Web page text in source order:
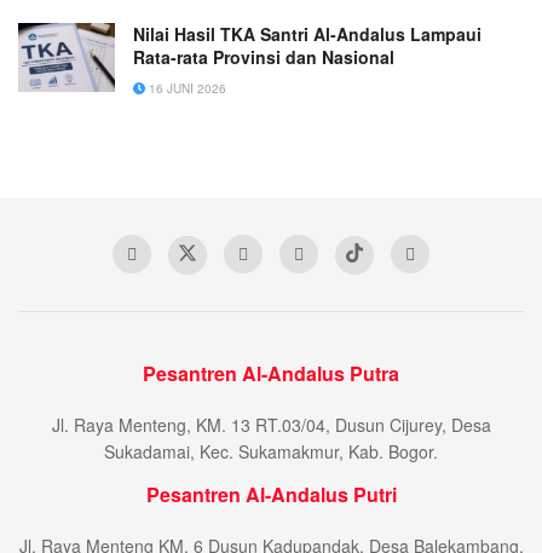
Nilai Hasil TKA Santri Al-Andalus Lampaui
Rata-rata Provinsi dan Nasional
16 JUNI 2026
Pesantren Al-Andalus Putra
Jl. Raya Menteng, KM. 13 RT.03/04, Dusun Cijurey, Desa
Sukadamai, Kec. Sukamakmur, Kab. Bogor.
Pesantren Al-Andalus Putri
Jl. Raya Menteng KM. 6 Dusun Kadupandak, Desa Balekambang,